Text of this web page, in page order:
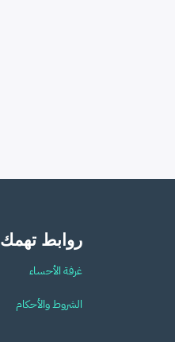
روابط تهمك
غرفة الأحساء
الشروط والأحكام